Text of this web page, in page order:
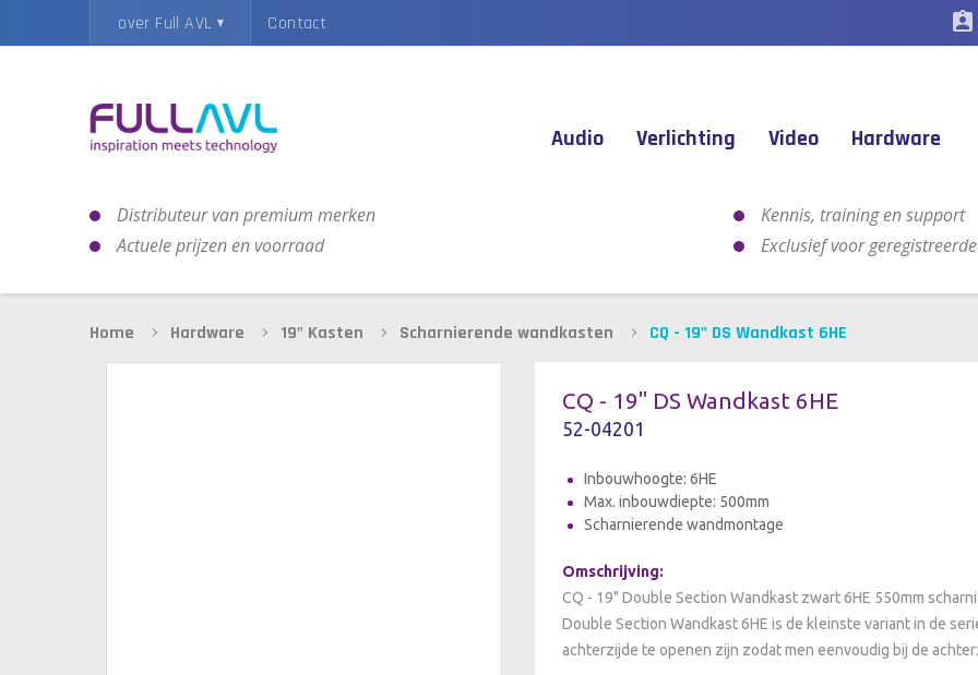
Contact
over Full AVL assignment_ind
Audio Verlichting Video Hardware
Distributeur van premium merken
Kennis, training en support
Actuele prijzen en voorraad
Exclusief voor
Home Hardware 19" Kasten Scharnierende wandkasten CQ - 19" DS Wandkast 6HE
CQ - 19" DS Wandkast 6HE
52-04201
Inbouwhoogte: 6HE
Max. inbouwdiepte: 500mm
Scharnierende wandmontage
Omschrijving:
CQ - 19" Double Section Wandkast zwart 6HE 550mm
Double Section Wandkast 6HE is de kleinste variant in de
achterzijde te openen zijn zodat men eenvoudig bij de